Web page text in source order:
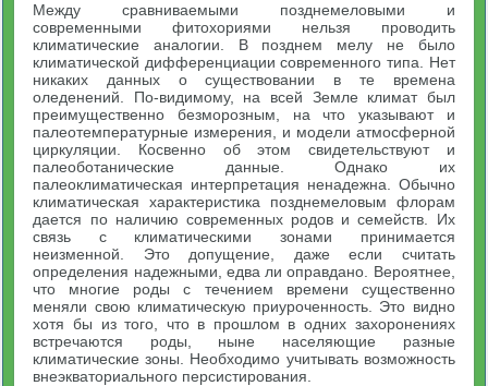
Между сравниваемыми позднемеловыми и
современными фитохориями нельзя проводить
климатические аналогии. В позднем мелу не было
климатической дифференциации современного типа. Нет
никаких данных о существовании в те времена
оледенений. По-видимому, на всей Земле климат был
преимущественно безморозным, на что указывают и
палеотемпературные измерения, и модели атмосферной
циркуляции. Косвенно об этом свидетельствуют и
палеоботанические данные. Однако их
палеоклиматическая интерпретация ненадежна. Обычно
климатическая характеристика позднемеловым флорам
дается по наличию современных родов и семейств. Их
связь с климатическими зонами принимается
неизменной. Это допущение, даже если считать
определения надежными, едва ли оправдано. Вероятнее,
что многие роды с течением времени существенно
меняли свою климатическую приуроченность. Это видно
хотя бы из того, что в прошлом в одних захоронениях
встречаются роды, ныне населяющие разные
климатические зоны. Необходимо учитывать возможность
внеэкваториального персистирования.